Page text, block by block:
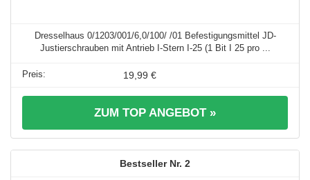
Dresselhaus 0/1203/001/6,0/100/ /01 Befestigungsmittel JD-
Justierschrauben mit Antrieb I-Stern I-25 (1 Bit I 25 pro ...
19,99 €
ZUM TOP ANGEBOT »
2